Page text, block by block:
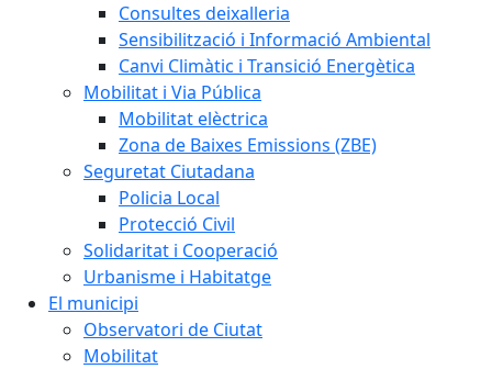
Consultes deixalleria
Sensibilització i Informació Ambiental
Canvi Climàtic i Transició Energètica
Mobilitat i Via Pública
Mobilitat elèctrica
Zona de Baixes Emissions (ZBE)
Seguretat Ciutadana
Policia Local
Protecció Civil
Solidaritat i Cooperació
Urbanisme i Habitatge
El municipi
Observatori de Ciutat
Mobilitat